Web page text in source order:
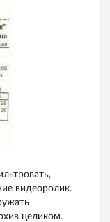
видеоролик.
целиком.